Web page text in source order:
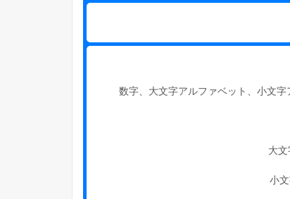
数字、大文字アルファベット、小文
大文
小